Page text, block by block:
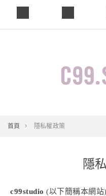
首頁 隱私權政策
隱
c99studio(以下簡稱本網